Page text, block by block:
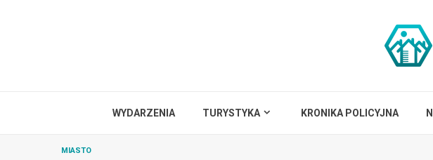
WYDARZENIA TURYSTYKA KRONIKA POLICYJNA
MIASTO